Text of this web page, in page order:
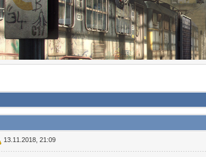
13.11.2018, 21:09